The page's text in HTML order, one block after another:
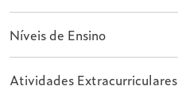
Níveis de Ensino
Atividades Extracurriculares